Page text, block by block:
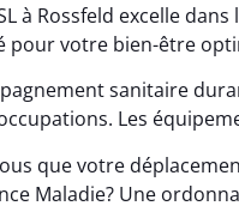
à Rossfeld excelle
pour votre bien-être
sanitaire
Les
que votre
Maladie? Une